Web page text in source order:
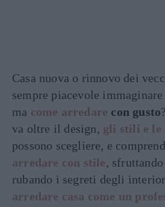
Casa nuova o rinnovo dei
sempre piacevole
ma come arredare con gusto
va oltre il design, gli stili e le
possono scegliere, e
arredare con stile, sfruttando
rubando i segreti degli
arredare casa come un